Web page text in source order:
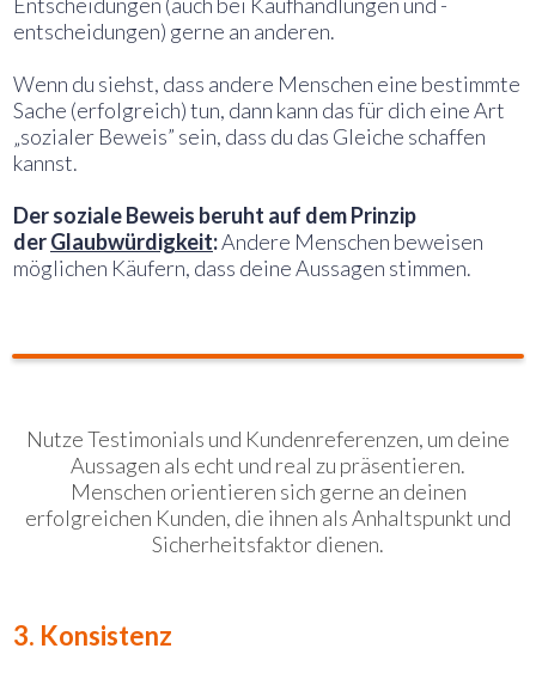
entscheidungen) gerne an anderen.
Wenn du siehst, dass andere Menschen eine bestimmte
Sache (erfolgreich) tun, dann kann das für dich eine Art
„sozialer Beweis” sein, dass du das Gleiche schaffen
kannst.
Der soziale Beweis beruht auf dem Prinzip
derGlaubwürdigkeit:Andere Menschen beweisen
möglichen Käufern, dass deine Aussagen stimmen.
Nutze Testimonials und Kundenreferenzen, um deine
Aussagen als echt und real zu präsentieren.
Menschen orientieren sich gerne an deinen
erfolgreichen Kunden, die ihnen als Anhaltspunkt und
Sicherheitsfaktor dienen.
3. Konsistenz